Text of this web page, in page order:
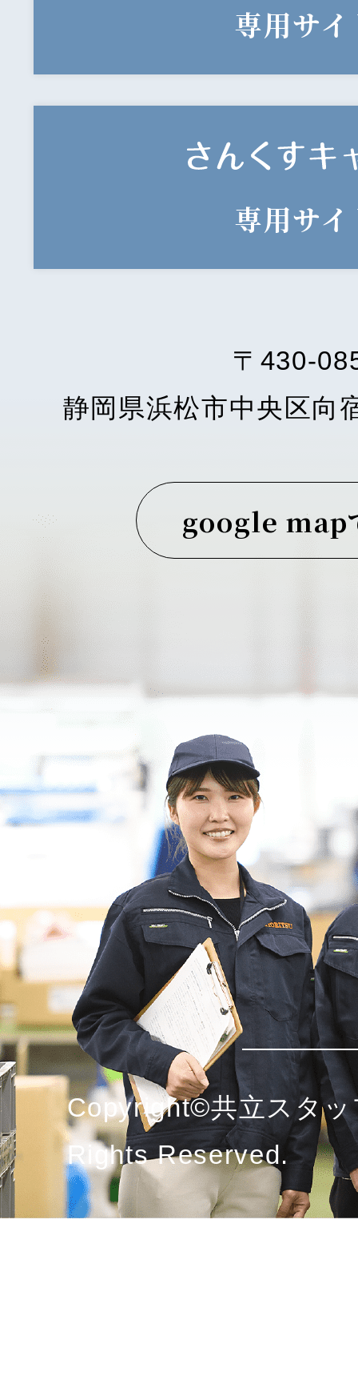
専用サ
専用サ
〒430-
静岡県浜松市中央区向
google map
Copyright©共立スタ
Rights Reserved.